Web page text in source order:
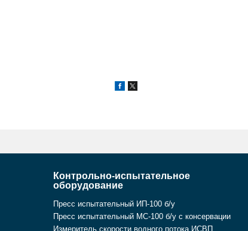
Контрольно-испытательное
оборудование
Пресс испытательный ИП-100 б/у
Пресс испытательный МС-100 б/у с консервации
Измеритель скорости водного потока ИСВП